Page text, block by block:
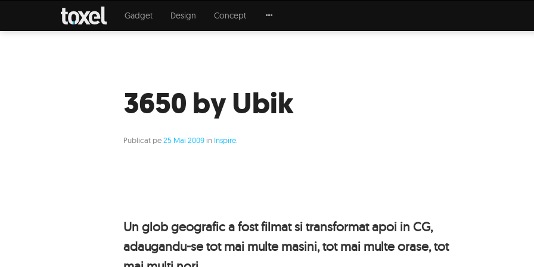
Gadget Design Concept
3650 by Ubik
Publicat pe25 Mai 2009 in Inspire
Un glob geografic a fost filmat si transformat apoi in CG,
adaugandu-se tot mai multe masini, tot mai multe orase, tot